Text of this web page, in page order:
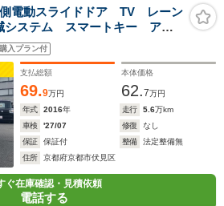
電動スライドドア TV レーン
システム スマートキー アイ
格納ミラー シートヒーター
難防止システム ABS ESC
購入プラン付
支払総額
69.9万円
本体価格
62.7万円
年式
2016年 走行 5.6万km
車検
'27/07 修復
なし
保証
保証付 整備
法定整備無
住所
京都府京都市伏見区
ぐ在庫確認・見積依頼
電話する